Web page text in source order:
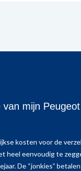
van mijn
kosten voor de
heel eenvoudig te
De “jonkies”